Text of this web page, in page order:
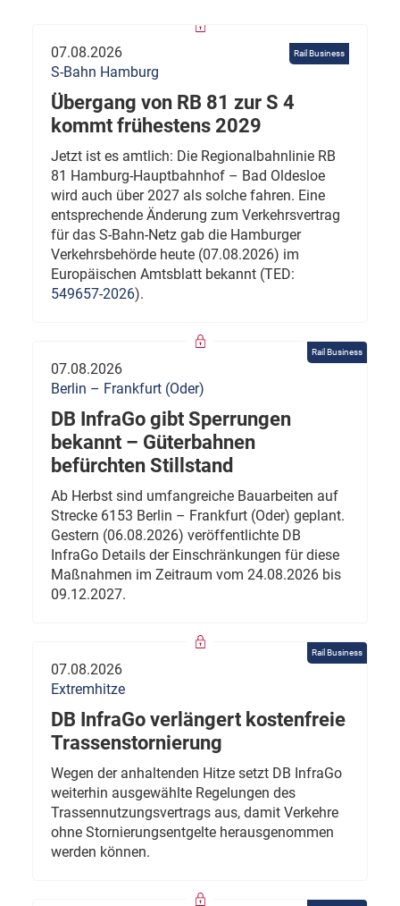
Rail Business
07.08.2026
S-Bahn Hamburg
Übergang von RB 81 zur S 4
kommt frühestens 2029
Jetzt ist es amtlich: Die Regionalbahnlinie RB
81 Hamburg-Hauptbahnhof – Bad Oldesloe
wird auch über 2027 als solche fahren. Eine
entsprechende Änderung zum Verkehrsvertrag
für das S-Bahn-Netz gab die Hamburger
Verkehrsbehörde heute (07.08.2026) im
Europäischen Amtsblatt bekannt (TED:
549657-2026).
Rail Business
07.08.2026
Berlin – Frankfurt (Oder)
DB InfraGo gibt Sperrungen
bekannt – Güterbahnen
befürchten Stillstand
Ab Herbst sind umfangreiche Bauarbeiten auf
Strecke 6153 Berlin – Frankfurt (Oder) geplant.
Gestern (06.08.2026) veröffentlichte DB
InfraGo Details der Einschränkungen für diese
Maßnahmen im Zeitraum vom 24.08.2026 bis
09.12.2027.
Rail Business
07.08.2026
Extremhitze
DB InfraGo verlängert kostenfreie
Trassenstornierung
Wegen der anhaltenden Hitze setzt DB InfraGo
weiterhin ausgewählte Regelungen des
Trassennutzungsvertrags aus, damit Verkehre
ohne Stornierungsentgelte herausgenommen
werden können.